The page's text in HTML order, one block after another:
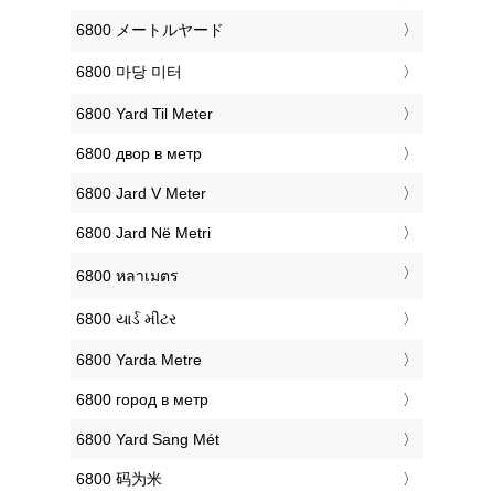
‎6800 メートルヤード
‎6800 마당 미터
‎6800 Yard Til Meter
‎6800 двор в метр
‎6800 Jard V Meter
‎6800 Jard Në Metri
‎6800 หลาเมตร
‎6800 યાર્ડ મીટર
‎6800 Yarda Metre
‎6800 город в метр
‎6800 Yard Sang Mét
‎6800 码为米